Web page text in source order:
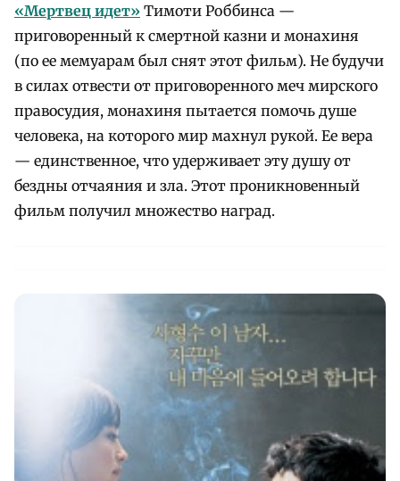
«Мертвец идет» Тимоти Роббинса —
приговоренный к смертной казни и монахиня
(по ее мемуарам был снят этот фильм). Не будучи
в силах отвести от приговоренного меч мирского
правосудия, монахиня пытается помочь душе
человека, на которого мир махнул рукой. Ее вера
— единственное, что удерживает эту душу от
бездны отчаяния и зла. Этот проникновенный
фильм получил множество наград.